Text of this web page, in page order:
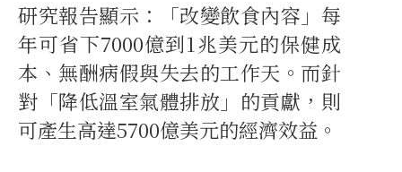
研究報告顯示：「改變飲食內容」每
年可省下7000億到1兆美元的保健成
本、無酬病假與失去的工作天。而針
對「降低溫室氣體排放」的貢獻，則
可產生高達5700億美元的經濟效益。